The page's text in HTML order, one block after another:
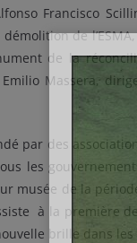
Francisco
de
de la
Emilio Massera,
par des
les
musée de la
à la première
brille dans